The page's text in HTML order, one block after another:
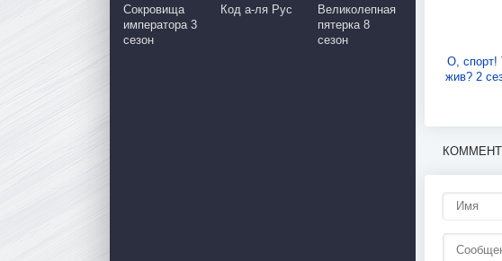
О, спорт!
жив? 2
Сокровища
императора 3
сезон
Код а‑ля Рус
Великолепная
пятерка 8
сезон